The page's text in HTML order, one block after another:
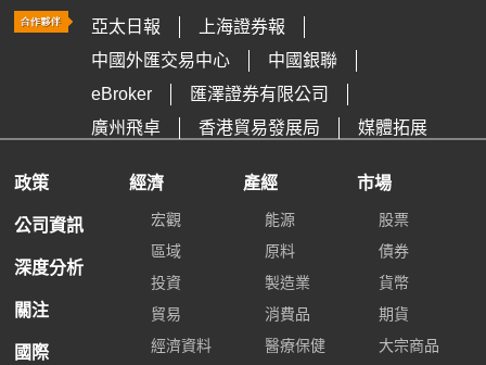
亞太日報
上海證券報
中國外匯交易中心
中國銀聯
eBroker
匯澤證券有限公司
廣州飛卓
香港貿易發展局 媒體拓展
政策
公司資訊
深度分析
關注
國際
經濟
宏觀
區域
投資
貿易
經濟資料
產經
能源
原料
製造業
消費品
醫療保健
市場
股票
債券
貨幣
期貨
大宗商品